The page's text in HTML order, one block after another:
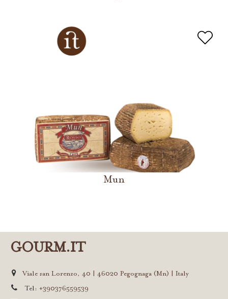
Mun
GOURM.IT
Viale san Lorenzo, 40 | 46020 Pegognaga (Mn) | Italy
Tel:+390376559539